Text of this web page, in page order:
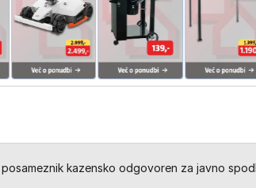
kazensko odgovoren za javno